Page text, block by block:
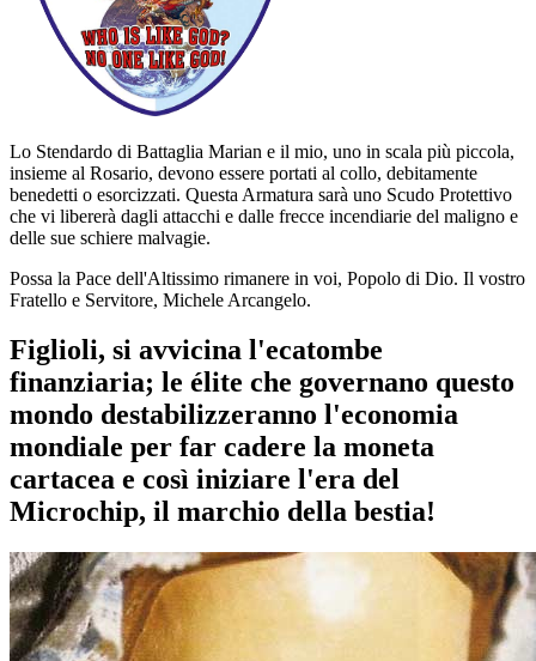
Lo Stendardo di Battaglia Marian e il mio, uno in scala più piccola,
insieme al Rosario, devono essere portati al collo, debitamente
benedetti o esorcizzati. Questa Armatura sarà uno Scudo Protettivo
che vi libererà dagli attacchi e dalle frecce incendiarie del maligno e
delle sue schiere malvagie.
Possa la Pace dell'Altissimo rimanere in voi, Popolo di Dio. Il vostro
Fratello e Servitore, Michele Arcangelo.
Figlioli, si avvicina l'ecatombe
finanziaria; le élite che governano questo
mondo destabilizzeranno l'economia
mondiale per far cadere la moneta
cartacea e così iniziare l'era del
Microchip, il marchio della bestia!